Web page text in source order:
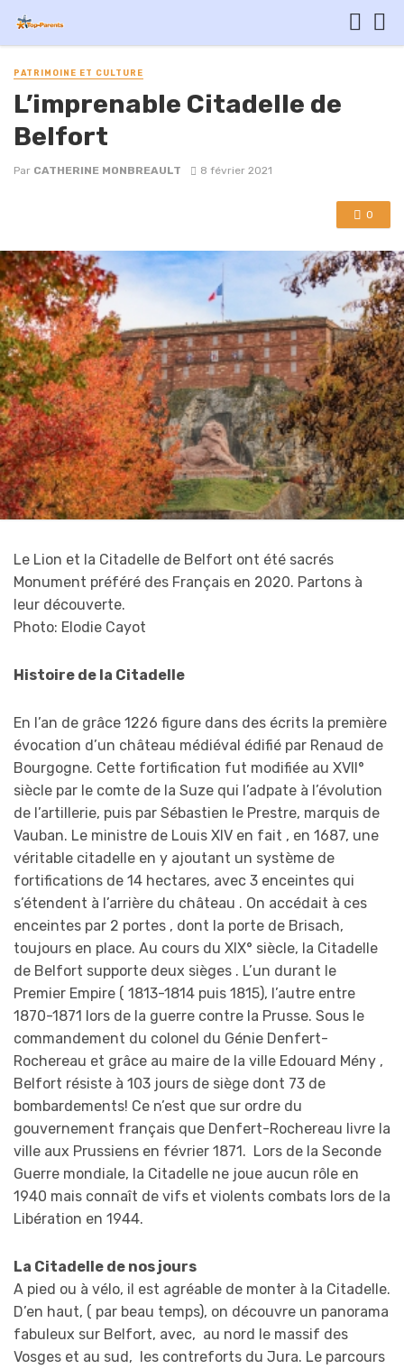
PATRIMOINE ET CULTURE
L’imprenable Citadelle de
Belfort
Par CATHERINE MONBREAULT 8 février 2021
0
Le Lion et la Citadelle de Belfort ont été sacrés
Monument préféré des Français en 2020. Partons à
leur découverte.
Photo: Elodie Cayot
Histoire de la Citadelle
En l’an de grâce 1226 figure dans des écrits la première
évocation d’un château médiéval édifié par Renaud de
Bourgogne. Cette fortification fut modifiée au XVII°
siècle par le comte de la Suze qui l’adpate à l’évolution
de l’artillerie, puis par Sébastien le Prestre, marquis de
Vauban. Le ministre de Louis XIV en fait , en 1687, une
véritable citadelle en y ajoutant un système de
fortifications de 14 hectares, avec 3 enceintes qui
s’étendent à l’arrière du château . On accédait à ces
enceintes par 2 portes , dont la porte de Brisach,
toujours en place. Au cours du XIX° siècle, la Citadelle
de Belfort supporte deux sièges . L’un durant le
Premier Empire ( 1813-1814 puis 1815), l’autre entre
1870-1871 lors de la guerre contre la Prusse. Sous le
commandement du colonel du Génie Denfert-
Rochereau et grâce au maire de la ville Edouard Mény ,
Belfort résiste à 103 jours de siège dont 73 de
bombardements! Ce n’est que sur ordre du
gouvernement français que Denfert-Rochereau livre la
ville aux Prussiens en février 1871. Lors de la Seconde
Guerre mondiale, la Citadelle ne joue aucun rôle en
1940 mais connaît de vifs et violents combats lors de la
Libération en 1944.
La Citadelle de nos jours
A pied ou à vélo, il est agréable de monter à la Citadelle.
D’en haut, ( par beau temps), on découvre un panorama
fabuleux sur Belfort, avec, au nord le massif des
Vosges et au sud, les contreforts du Jura. Le parcours